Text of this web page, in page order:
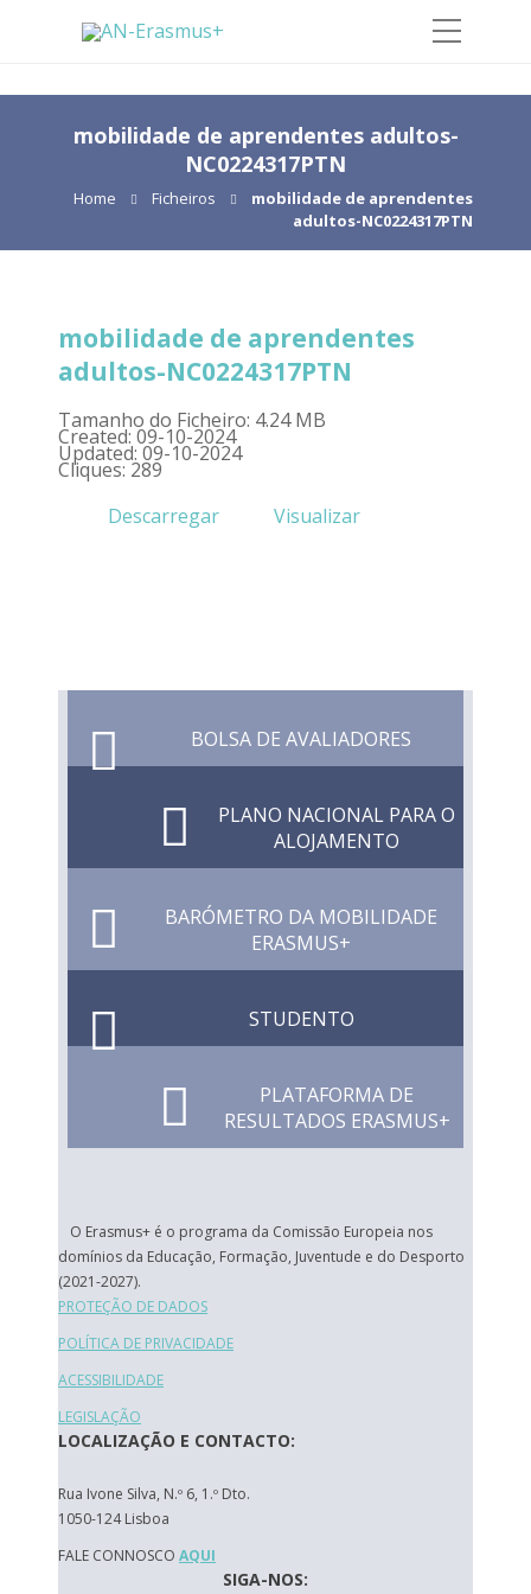
mobilidade de aprendentes adultos-
NC0224317PTN
Home Ficheiros
mobilidade de aprendentes
adultos-NC0224317PTN
mobilidade de aprendentes
adultos-NC0224317PTN
Tamanho do Ficheiro: 4.24 MB
Created: 09-10-2024
Updated: 09-10-2024
Cliques: 289
Descarregar
Visualizar
BOLSA DE AVALIADORES
PLANO NACIONAL PARA O
ALOJAMENTO
BARÓMETRO DA MOBILIDADE
ERASMUS+
STUDENTO
PLATAFORMA DE
RESULTADOS ERASMUS+
O Erasmus+ é o programa da Comissão Europeia nos
domínios da Educação, Formação, Juventude e do Desporto
(2021-2027).
PROTEÇÃO DE DADOS
POLÍTICA DE PRIVACIDADE
ACESSIBILIDADE
LEGISLAÇÃO
LOCALIZAÇÃO E CONTACTO:
Rua Ivone Silva, N.º 6, 1.º Dto.
1050-124 Lisboa
FALE CONNOSCO AQUI
SIGA-NOS: